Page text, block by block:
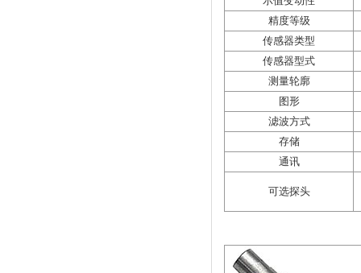
精度等级
传感器类型
传感器型式
测量轮廓
图形
滤波方式
存储
通讯
可选探头